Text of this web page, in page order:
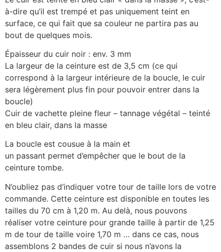
à-dire qu’il est trempé et pas uniquement teint en
surface, ce qui fait que sa couleur ne partira pas au
bout de quelques mois.
Épaisseur du cuir noir : env. 3 mm
La largeur de la ceinture est de 3,5 cm (ce qui
correspond à la largeur intérieure de la boucle, le cuir
sera légèrement plus fin pour pouvoir entrer dans la
boucle)
Cuir de vachette pleine fleur – tannage végétal – teinté
en bleu clair, dans la masse
La boucle est cousue à la main et
un passant permet d’empêcher que le bout de la
ceinture tombe.
N’oubliez pas d’indiquer votre tour de taille lors de votre
commande. Cette ceinture est disponible en toutes les
tailles du 70 cm à 1,20 m. Au delà, nous pouvons
réaliser votre ceinture pour grande taille à partir de 1,25
m de tour de taille voire 1,70 m … dans ce cas, nous
assemblons 2 bandes de cuir si nous n’avons la